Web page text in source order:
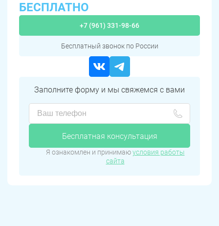
БЕСПЛАТНО
+7 (961) 331-98-66
Бесплатный звонок по России
Заполните форму и мы свяжемся с вами
Бесплатная консультация
Я ознакомлен и принимаюусловия работы
сайта